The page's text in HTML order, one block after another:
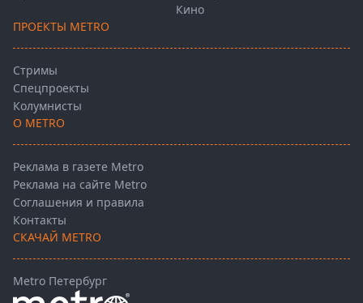
Кино
ПРОЕКТЫ METRO
Стримы
Спецпроекты
Колумнисты
О METRO
Реклама в газете Metro
Реклама на сайте Metro
Соглашения и правила
Контакты
СКАЧАЙ METRO
Metro Петербург